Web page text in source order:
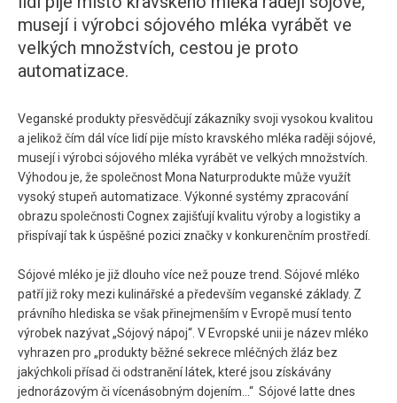
musejí i výrobci sójového mléka vyrábět ve
velkých množstvích, cestou je proto
automatizace.
Veganské produkty přesvědčují zákazníky svoji vysokou kvalitou
a jelikož čím dál více lidí pije místo kravského mléka raději sójové,
musejí i výrobci sójového mléka vyrábět ve velkých množstvích.
Výhodou je, že společnost Mona Naturprodukte může využít
vysoký stupeň automatizace. Výkonné systémy zpracování
obrazu společnosti Cognex zajišťují kvalitu výroby a logistiky a
přispívají tak k úspěšné pozici značky v konkurenčním prostředí.
Sójové mléko je již dlouho více než pouze trend. Sójové mléko
patří již roky mezi kulinářské a především veganské základy. Z
právního hlediska se však přinejmenším v Evropě musí tento
výrobek nazývat „Sójový nápoj“. V Evropské unii je název mléko
vyhrazen pro „produkty běžné sekrece mléčných žláz bez
jakýchkoli přísad či odstranění látek, které jsou získávány
jednorázovým či vícenásobným dojením...“ Sójové latte dnes